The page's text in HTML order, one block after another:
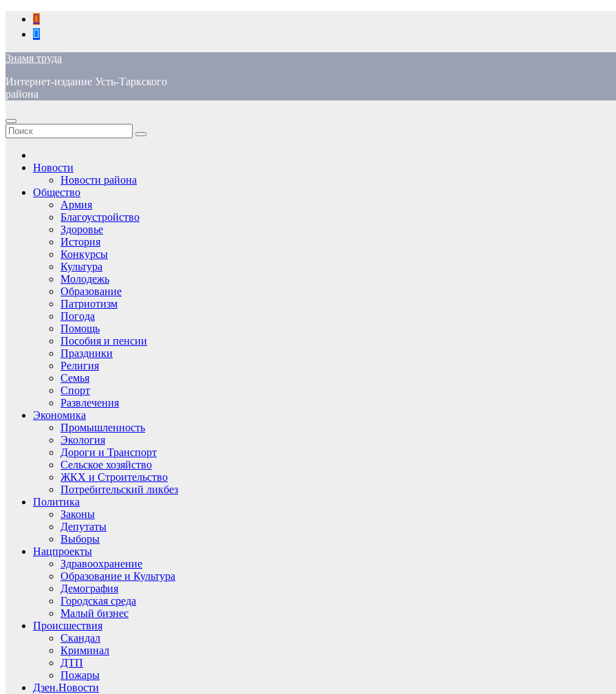
Перейти
содержимому
Знамя труда
Интернет-издание Усть-Таркского
района
Новости
Новости района
Общество
Армия
Благоустройство
Здоровье
История
Конкурсы
Культура
Молодежь
Образование
Патриотизм
Погода
Помощь
Пособия и пенсии
Праздники
Религия
Семья
Спорт
Развлечения
Экономика
Промышленность
Экология
Дороги и Транспорт
Сельское хозяйство
ЖКХ и Строительство
Потребительский ликбез
Политика
Законы
Депутаты
Выборы
Нацпроекты
Здравоохранение
Образование и Культура
Демография
Городская среда
Малый бизнес
Происшествия
Скандал
Криминал
ДТП
Пожары
Дзен.Новости